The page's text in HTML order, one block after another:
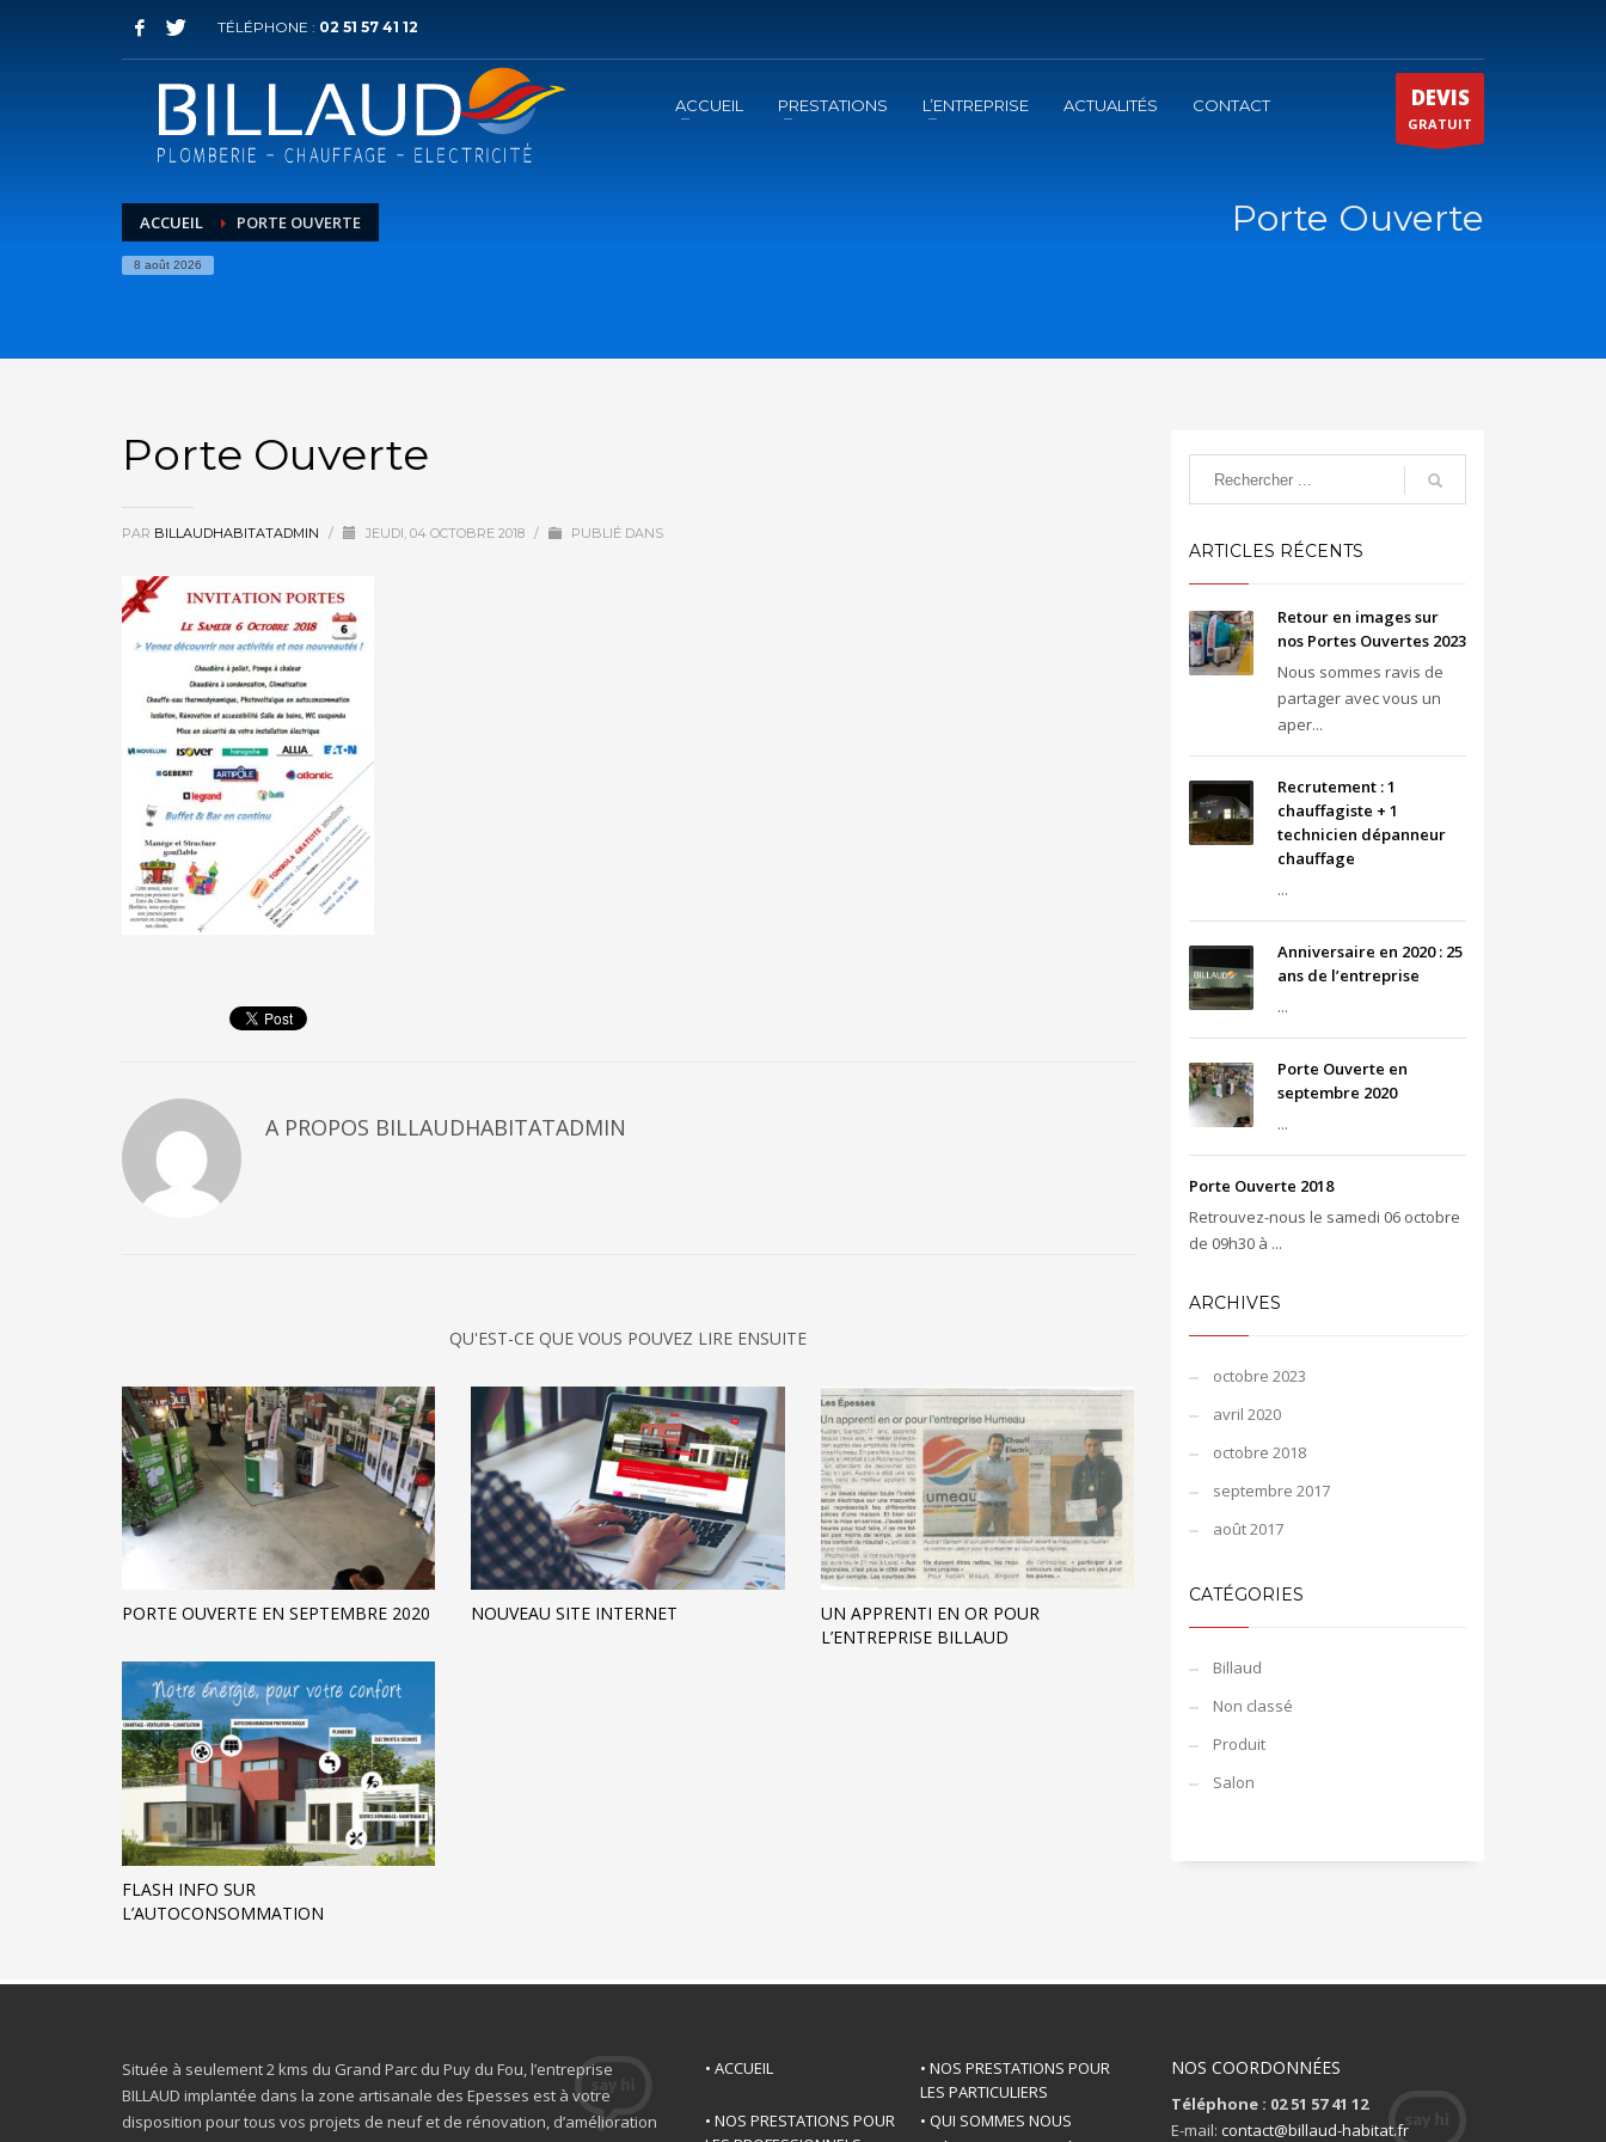
TÉLÉPHONE : 02 51 57 41 12
ACCUEIL PRESTATIONS L’ENTREPRISE ACTUALITÉS CONTACT DEVIS
GRATUIT
ACCUEIL PORTE OUVERTE
8 août 2026
Porte Ouverte
Porte Ouverte
PAR BILLAUDHABITATADMIN / JEUDI, 04 OCTOBRE 2018 / PUBLIÉ DANS
A PROPOS BILLAUDHABITATADMIN
QU'EST-CE QUE VOUS POUVEZ LIRE ENSUITE
PORTE OUVERTE EN SEPTEMBRE 2020 NOUVEAU SITE INTERNET
UN APPRENTI EN OR POUR
L’ENTREPRISE BILLAUD
FLASH INFO SUR
L’AUTOCONSOMMATION
ARTICLES RÉCENTS
Retour en images sur
nos Portes Ouvertes 2023
Nous sommes ravis de
partager avec vous un
aper...
Recrutement : 1
chauffagiste + 1
technicien dépanneur
chauffage
...
Anniversaire en 2020 : 25
ans de l’entreprise
...
Porte Ouverte en
septembre 2020
...
Porte Ouverte 2018
Retrouvez-nous le samedi 06 octobre
de 09h30 à ...
ARCHIVES
octobre 2023
avril 2020
octobre 2018
septembre 2017
août 2017
CATÉGORIES
Billaud
Non classé
Produit
Salon
Située à seulement 2 kms du Grand Parc du Puy du Fou, l’entreprise
BILLAUD implantée dans la zone artisanale des Epesses est à votre
disposition pour tous vos projets de neuf et de rénovation, d’amélioration
• ACCUEIL
• NOS PRESTATIONS POUR
LES PARTICULIERS
• NOS PRESTATIONS POUR
• QUI SOMMES NOUS
NOS COORDONNÉES
Téléphone : 02 51 57 41 12
E-mail: contact@billaud-habitat.fr